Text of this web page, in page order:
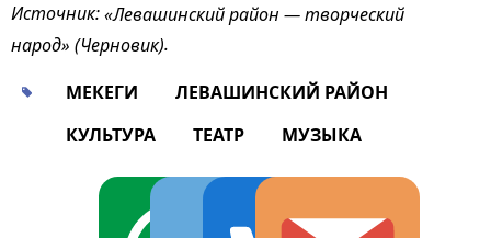
Источник:«Левашинский район — творческий
народ» (Черновик).
МЕКЕГИ
ЛЕВАШИНСКИЙ РАЙОН
КУЛЬТУРА
ТЕАТР МУЗЫКА